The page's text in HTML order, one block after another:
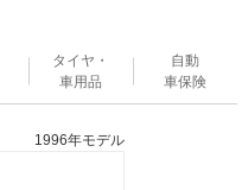
タイヤ・
車用品
自動
車保険
1996年モデル